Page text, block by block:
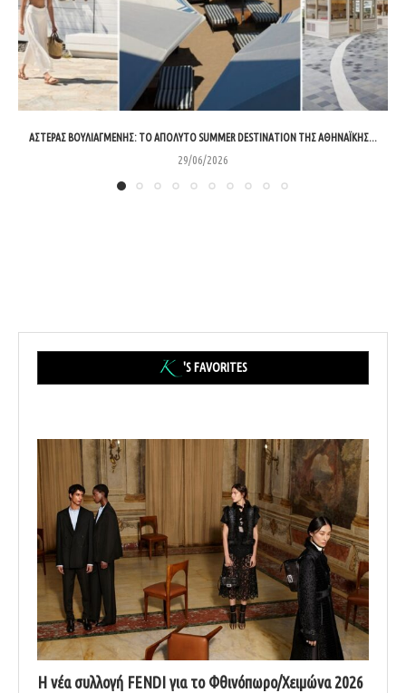
ΑΣΤΈΡΑΣ ΒΟΥΛΙΑΓΜΈΝΗΣ: ΤΟ ΑΠΌΛΥΤΟ SUMMER DESTINATION ΤΗΣ ΑΘΗΝΑΪΚΉΣ...
29/06/2026
'S FAVORITES
Η νέα συλλογή FENDI για το Φθινόπωρο/Χειμώνα 2026